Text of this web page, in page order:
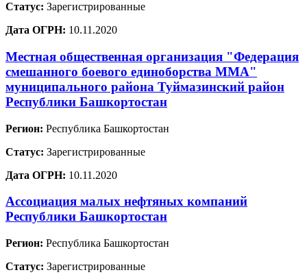
Статус: Зарегистрированные
Дата ОГРН: 10.11.2020
Местная общественная организация "Федерация
смешанного боевого единоборства ММА"
муниципального района Туймазинский район
Республики Башкортостан
Регион: Республика Башкортостан
Статус: Зарегистрированные
Дата ОГРН: 10.11.2020
Ассоциация малых нефтяных компаний
Республики Башкортостан
Регион: Республика Башкортостан
Статус: Зарегистрированные